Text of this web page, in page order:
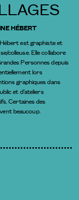
HÉBERT
est graphiste et
colleuse. Elle collabore
Personnes depuis
lors
graphiques dans
et d’ateliers
Certaines des
beaucoup.